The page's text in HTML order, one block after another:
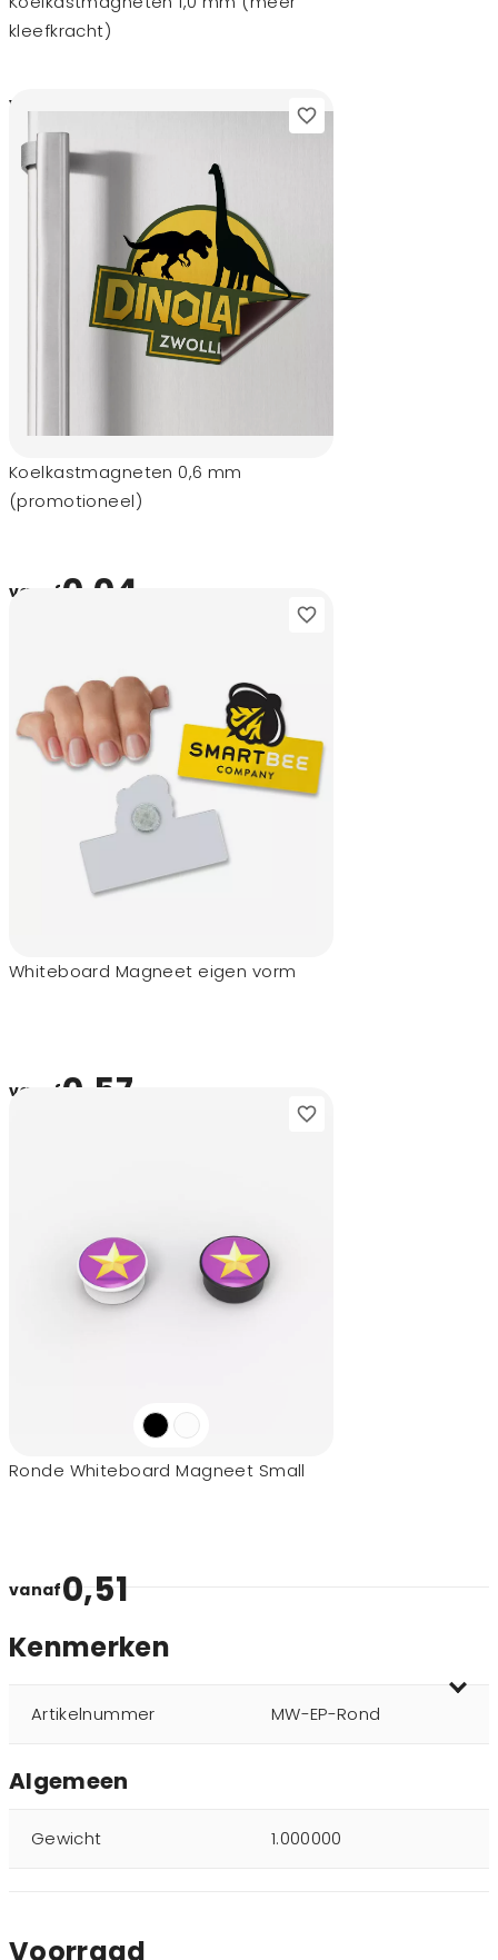
kleefkracht)
vanaf 0,05
Koelkastmagneten 0,6 mm
(promotioneel)
vanaf0,04
Whiteboard Magneet eigen vorm
vanaf0,57
Ronde Whiteboard Magneet Small
vanaf0,51
Kenmerken
Artikelnummer MW-EP-Rond
Algemeen
Gewicht 1.000000
Voorraad